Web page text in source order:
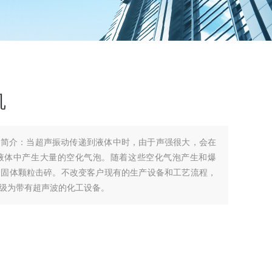
介：当超声振动传递到液体中时，由于声强很大，会在
中产生大量的空化气泡。随着这些空化气泡产生和爆
体颗粒击碎。不改变客户现有的生产设备和工艺流程，
为带有超声波的化工设备。